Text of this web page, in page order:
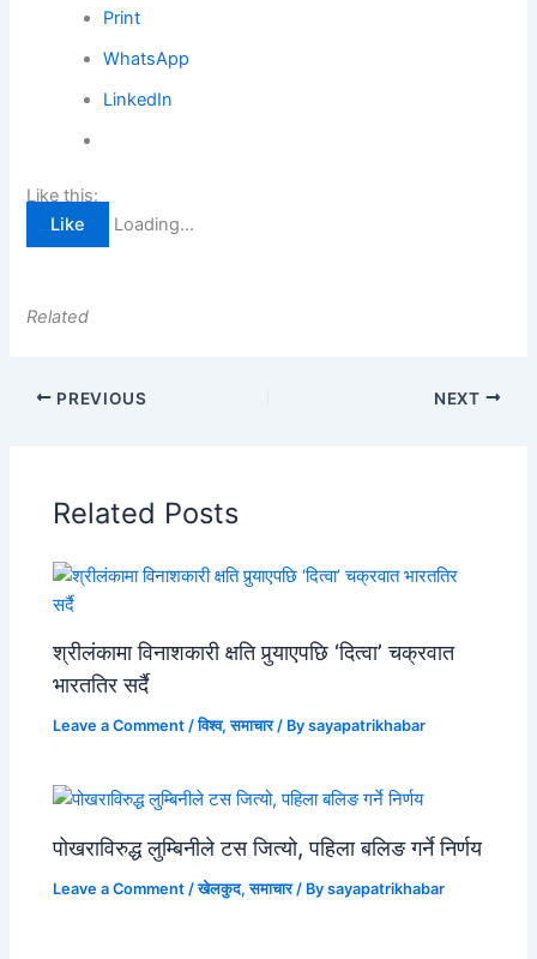
Print
WhatsApp
LinkedIn
Like this:
Like
Loading...
Related
PREVIOUS NEXT
Related Posts
श्रीलंकामा विनाशकारी क्षति पुर्‍याएपछि ‘दित्वा’ चक्रवात
भारततिर सर्दै
Leave a Comment /विश्व,समाचार/ Bysayapatrikhabar
पोखराविरुद्ध लुम्बिनीले टस जित्यो, पहिला बलिङ गर्ने निर्णय
Leave a Comment /खेलकुद,समाचार/ Bysayapatrikhabar